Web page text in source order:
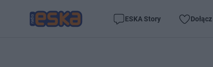
ESKA Story Dołącz